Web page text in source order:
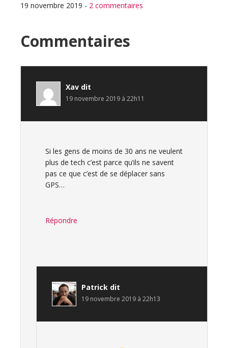
19 novembre 2019 - 2 commentaires
Interactions
du
lecteur
Commentaires
Xav dit
19 novembre 2019 à 22h11
Si les gens de moins de 30 ans ne veulent
plus de tech c’est parce qu’ils ne savent
pas ce que c’est de se déplacer sans
GPS…
Répondre
Patrick dit
19 novembre 2019 à 22h13